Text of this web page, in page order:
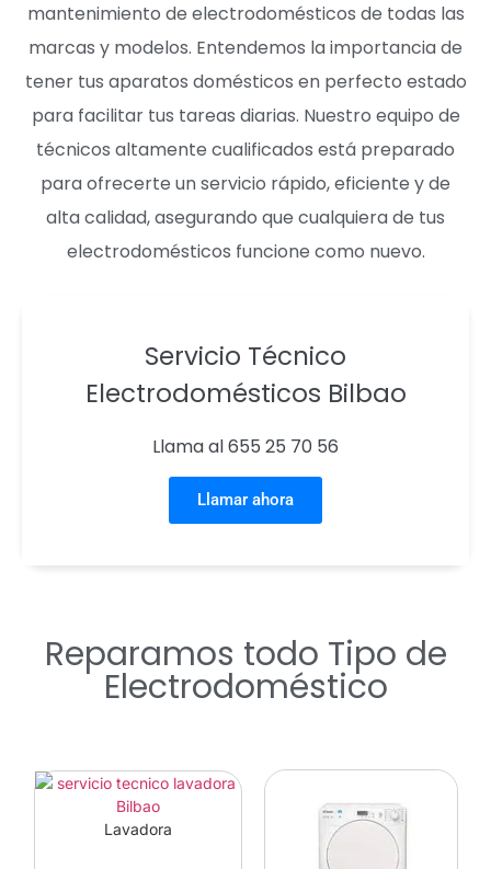
mantenimiento de electrodomésticos de todas las
marcas y modelos. Entendemos la importancia de
tener tus aparatos domésticos en perfecto estado
para facilitar tus tareas diarias. Nuestro equipo de
técnicos altamente cualificados está preparado
para ofrecerte un servicio rápido, eficiente y de
alta calidad, asegurando que cualquiera de tus
electrodomésticos funcione como nuevo.
Servicio Técnico
Electrodomésticos Bilbao
Llama al 655 25 70 56
Llamar ahora
Reparamos todo Tipo de
Electrodoméstico
Lavadora